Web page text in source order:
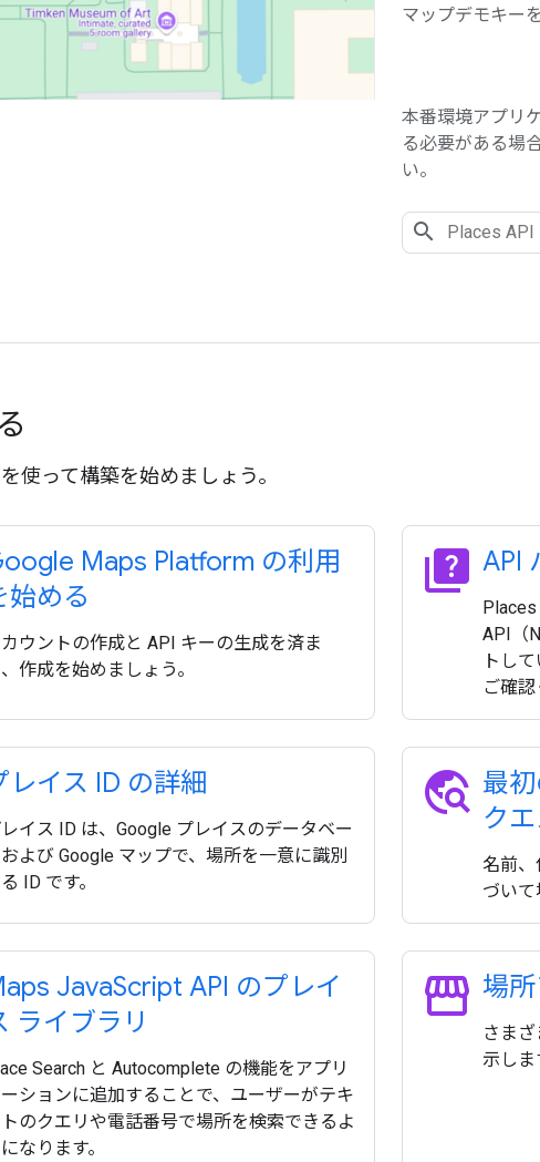
マップデモキー
本番環境アプリ
る必要がある場合
い。
を使って構築を始めましょう。
Maps Platform の利用
始める
ウントの作成と API キーの生成を済ま
作成を始めましょう。
quiz API
API（
トし
ご確認
レイス ID の詳細
イス ID は、Google プレイスのデータベー
よび Google マップで、場所を一意に識別
ID です。
travel_explore 最
ク
名前
づいて
JavaScript API のプレイ
ライブラリ
Search と Autocomplete の機能をアプリ
ションに追加することで、ユーザーがテキ
のクエリや電話番号で場所を検索できるよ
なります。
storefront 場
さま
示しま